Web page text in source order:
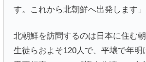
す。これから北朝鮮へ出発します」
北朝鮮を訪問するのは日本に住む
生徒らおよそ120人で、平壌で年明